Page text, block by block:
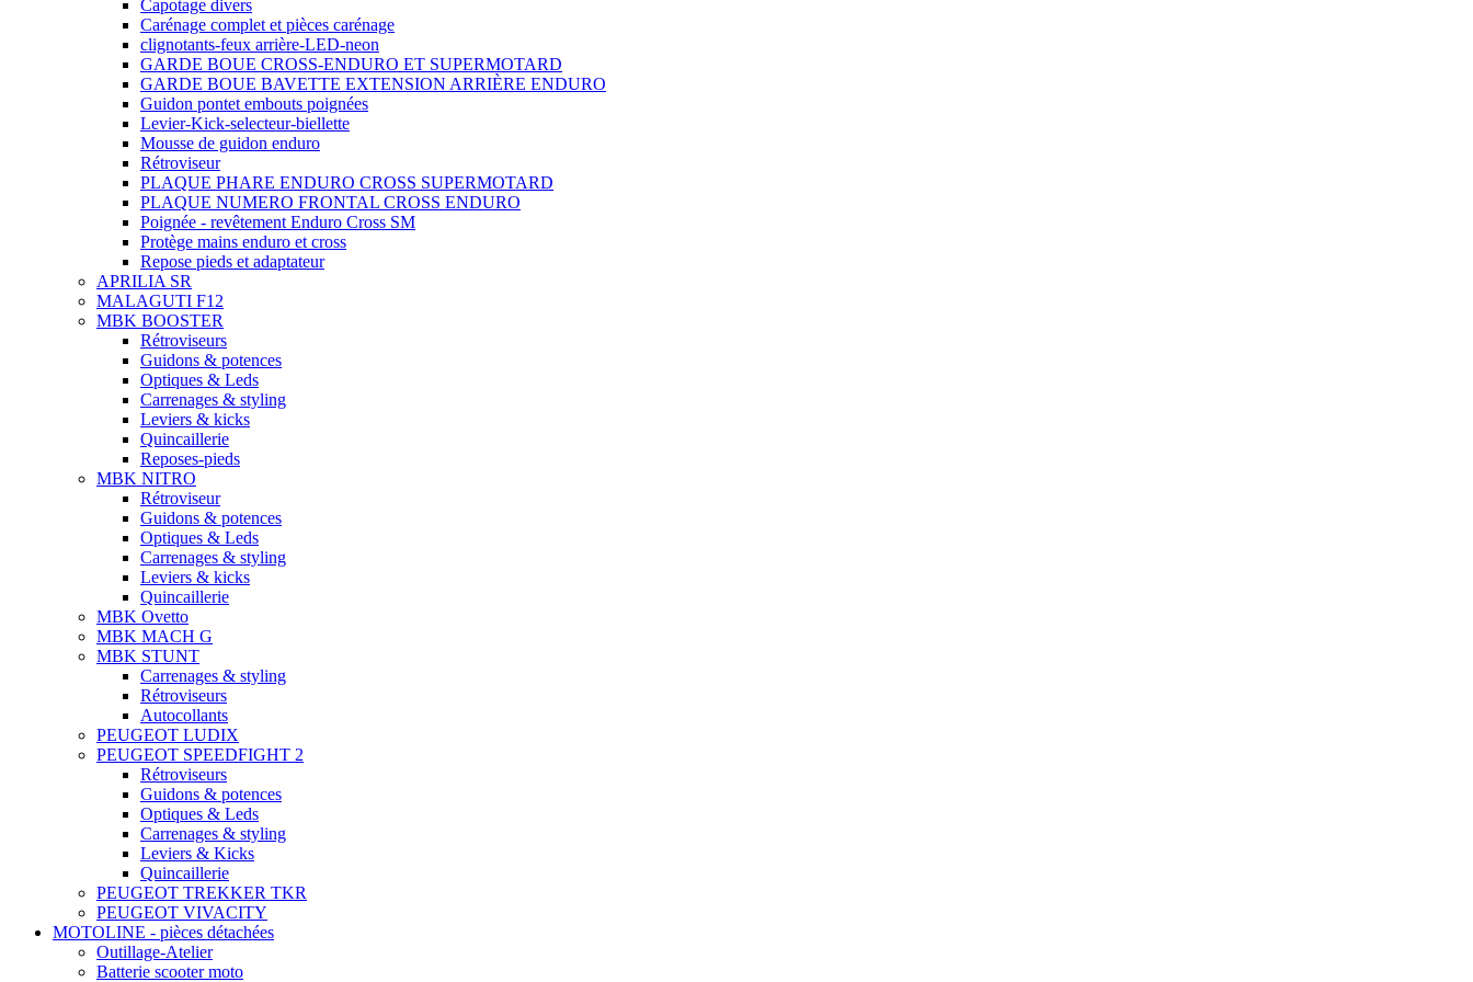
Capotage divers
Carénage complet et pièces carénage
clignotants-feux arrière-LED-neon
GARDE BOUE CROSS-ENDURO ET SUPERMOTARD
GARDE BOUE BAVETTE EXTENSION ARRIÈRE ENDURO
Guidon pontet embouts poignées
Levier-Kick-selecteur-biellette
Mousse de guidon enduro
Rétroviseur
PLAQUE PHARE ENDURO CROSS SUPERMOTARD
PLAQUE NUMERO FRONTAL CROSS ENDURO
Poignée - revêtement Enduro Cross SM
Protège mains enduro et cross
Repose pieds et adaptateur
APRILIA SR
MALAGUTI F12
MBK BOOSTER
Rétroviseurs
Guidons & potences
Optiques & Leds
Carrenages & styling
Leviers & kicks
Quincaillerie
Reposes-pieds
MBK NITRO
Rétroviseur
Guidons & potences
Optiques & Leds
Carrenages & styling
Leviers & kicks
Quincaillerie
MBK Ovetto
MBK MACH G
MBK STUNT
Carrenages & styling
Rétroviseurs
Autocollants
PEUGEOT LUDIX
PEUGEOT SPEEDFIGHT 2
Rétroviseurs
Guidons & potences
Optiques & Leds
Carrenages & styling
Leviers & Kicks
Quincaillerie
PEUGEOT TREKKER TKR
PEUGEOT VIVACITY
MOTOLINE - pièces détachées
Outillage-Atelier
Batterie scooter moto